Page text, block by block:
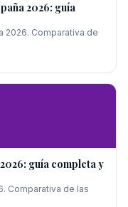
2026: guía
2026. Comparativa de
guía completa y
Comparativa de las